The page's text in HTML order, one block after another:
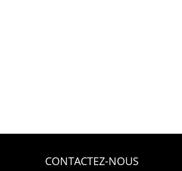
CONTACTEZ-NOUS